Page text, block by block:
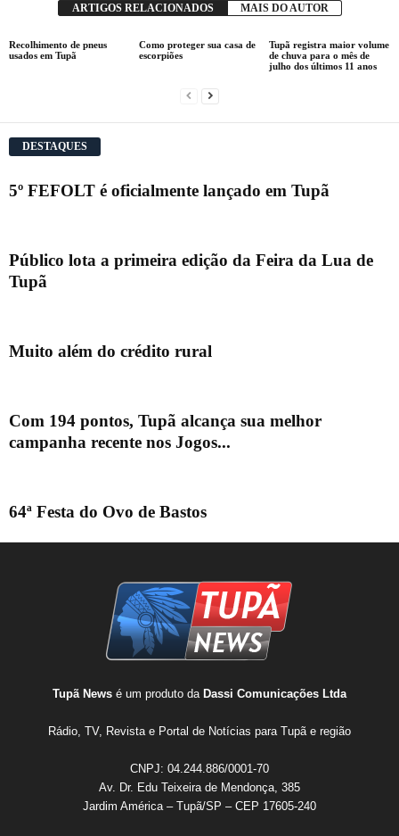
ARTIGOS RELACIONADOS MAIS DO AUTOR
Recolhimento de pneus
usados em Tupã
Como proteger sua casa de
escorpiões
Tupã registra maior volume
de chuva para o mês de
julho dos últimos 11 anos
DESTAQUES
5º FEFOLT é oficialmente lançado em Tupã
Público lota a primeira edição da Feira da Lua de
Tupã
Muito além do crédito rural
Com 194 pontos, Tupã alcança sua melhor
campanha recente nos Jogos...
64ª Festa do Ovo de Bastos
Tupã News é um produto da Dassi Comunicações Ltda
Rádio, TV, Revista e Portal de Notícias para Tupã e região
CNPJ: 04.244.886/0001-70
Av. Dr. Edu Teixeira de Mendonça, 385
Jardim América – Tupã/SP – CEP 17605-240